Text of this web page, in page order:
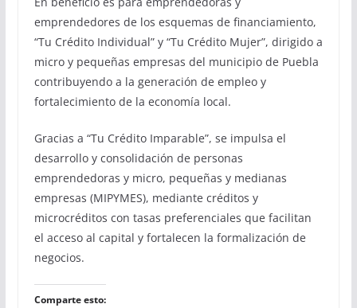
emprendedores de los esquemas de financiamiento,
“Tu Crédito Individual” y “Tu Crédito Mujer”, dirigido a
micro y pequeñas empresas del municipio de Puebla
contribuyendo a la generación de empleo y
fortalecimiento de la economía local.
Gracias a “Tu Crédito Imparable”, se impulsa el
desarrollo y consolidación de personas
emprendedoras y micro, pequeñas y medianas
empresas (MIPYMES), mediante créditos y
microcréditos con tasas preferenciales que facilitan
el acceso al capital y fortalecen la formalización de
negocios.
Comparte esto: